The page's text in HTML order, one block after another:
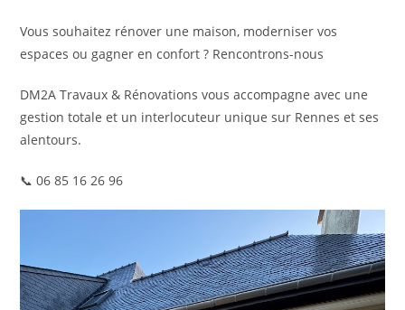
Vous souhaitez rénover une maison, moderniser vos
espaces ou gagner en confort ? Rencontrons-nous
DM2A Travaux & Rénovations vous accompagne avec une
gestion totale et un interlocuteur unique sur Rennes et ses
alentours.
📞 06 85 16 26 96